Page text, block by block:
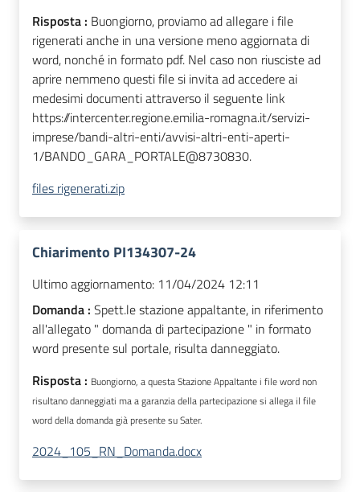
Risposta : Buongiorno, proviamo ad allegare i file
rigenerati anche in una versione meno aggiornata di
word, nonché in formato pdf. Nel caso non riusciste ad
aprire nemmeno questi file si invita ad accedere ai
medesimi documenti attraverso il seguente link
https://intercenter.regione.emilia-romagna.it/servizi-
imprese/bandi-altri-enti/avvisi-altri-enti-aperti-
1/BANDO_GARA_PORTALE@8730830.
files rigenerati.zip
Chiarimento PI134307-24
Ultimo aggiornamento: 11/04/2024 12:11
Domanda : Spett.le stazione appaltante, in riferimento
all'allegato " domanda di partecipazione " in formato
word presente sul portale, risulta danneggiato.
Risposta : Buongiorno, a questa Stazione Appaltante i file word non
risultano danneggiati ma a garanzia della partecipazione si allega il file
word della domanda già presente su Sater.
2024_105_RN_Domanda.docx